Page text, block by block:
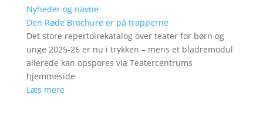
Nyheder og navne
Den Røde Brochure er på trapperne
Det store repertoirekatalog over teater for børn og
unge 2025-26 er nu i trykken – mens et bladremodul
allerede kan opspores via Teatercentrums
hjemmeside
Læs mere